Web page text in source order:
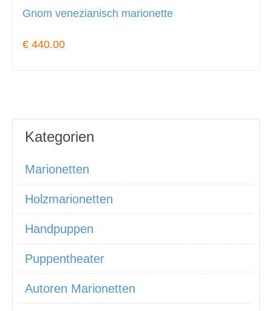
Gnom venezianisch marionette
€ 440.00
Kategorien
Marionetten
Holzmarionetten
Handpuppen
Puppentheater
Autoren Marionetten